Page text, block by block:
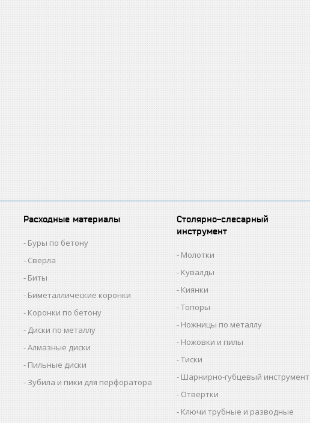
Расходные материалы
Буры по бетону
Сверла
Биты
Биметаллические коронки
Коронки по бетону
Диски по металлу
Алмазные диски
Пильные диски
Зубила и пики для перфоратора
Столярно-слесарный
инструмент
Молотки
Кувалды
Киянки
Топоры
Ножницы по металлу
Ножовки и пилы
Тиски
Шарнирно-губцевый инструмент
Отвертки
Ключи трубные и разводные